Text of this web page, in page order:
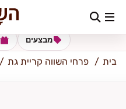
קריית גת
מבצעים
בית פרחי השווה קריית גת